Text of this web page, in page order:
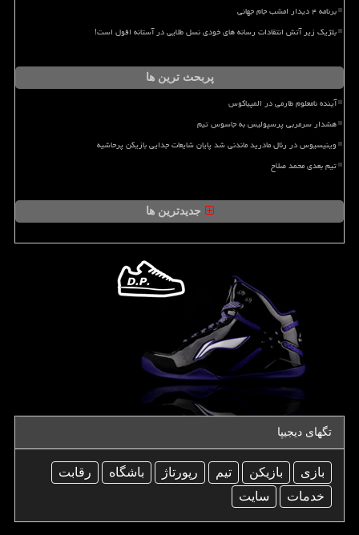
برنامه ۴ دیدار امشب جام جهانی
بلژیک زیر آتش انتقادات رسانه های خودی نسل طلایی در آستانه افول است!
پربحث ترین ها
آینده نامعلوم طارمی در المپیاکوس
هشدار سرمربی پرسپولیس به جاسوس تیم
وینیسیوس در رئال مادرید ماندنی شد پایان شایعات جدایی بازیکن پرحاشیه
تیم بعدی محمد صلاح
جدیدترین ها
تگهای دیجیپا
بازی بازیكن تیم رپورتاژ باشگاه
رقابت
خدمات
سایت